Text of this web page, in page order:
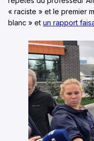
« raciste » et le premier
blanc » et un rapport